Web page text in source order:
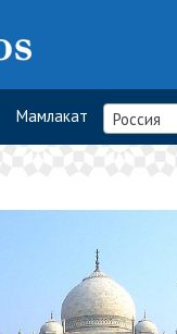
Мамлакат Россия